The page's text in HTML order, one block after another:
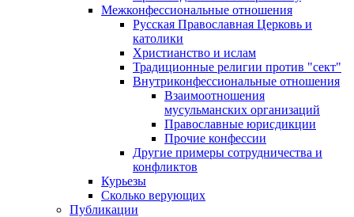
Межконфессиональные отношения
Русская Православная Церковь и
католики
Христианство и ислам
Традиционные религии против "сект"
Внутриконфессиональные отношения
Взаимоотношения
мусульманских организаций
Православные юрисдикции
Прочие конфессии
Другие примеры сотрудничества и
конфликтов
Курьезы
Сколько верующих
Публикации